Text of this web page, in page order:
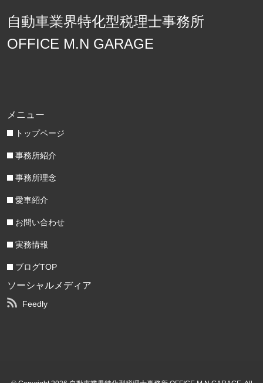
自動車業界特化型税理士事務所
OFFICE M.N GARAGE
メニュー
トップページ
事務所紹介
事務所理念
愛車紹介
お問い合わせ
実務情報
ブログTOP
ソーシャルメディア
Feedly